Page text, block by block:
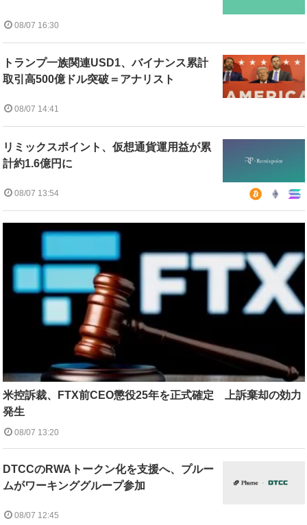
08/07 16:30
トランプ一族関連USD1、バイナンス累計
取引高500億ドル突破＝アナリスト
08/07 14:41
リミックスポイント、仮想通貨運用益が累
計約1.6億円に
08/07 13:54
米控訴裁、FTX前CEO懲役25年を正式確定 上訴棄却の効力
発生
08/07 13:20
DTCCのRWAトークン化を支援へ、プルー
ムがワーキンググループ参加
08/07 12:45